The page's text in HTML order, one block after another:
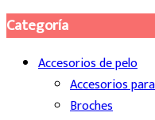
Categoría
Accesorios de pelo
Accesorios
Broches